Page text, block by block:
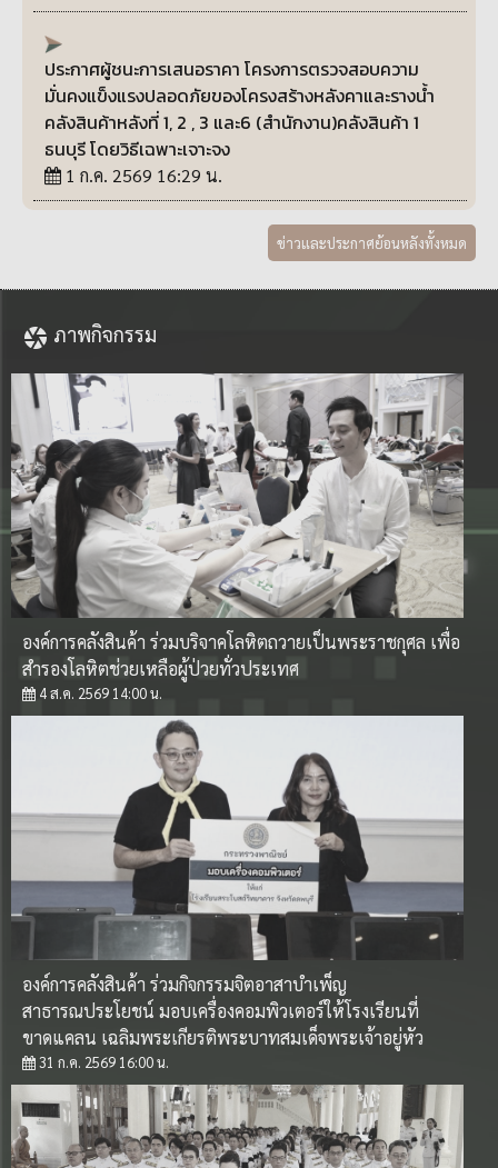
ประกาศผู้ชนะการเสนอราคา โครงการตรวจสอบความ
มั่นคงแข็งแรงปลอดภัยของโครงสร้างหลังคาและรางน้ำ
คลังสินค้าหลังที่ 1, 2 , 3 และ6 (สำนักงาน)คลังสินค้า 1
ธนบุรี โดยวิธีเฉพาะเจาะจง
1 ก.ค. 2569 16:29 น.
O11_สรุปผลการจัดซื้อจัดจ้างหรือการจัดหาพัสดุรายเดือน
ประจำปีงบประมาณ พ.ศ.2569(แบบ สขร.1)
O12_สรุปผลการจัดซื้อจัดจ้างหรือการจัดหาพัสดุราย
เดือน ประจำปีงบประมาณ พ.ศ.2568
12 พ.ค. 2569 09:40 น.
สรุปผลการดำเนินการจัดซื้อจัดจ้างประจำเดือน มีนาคม
2569
9 เม.ย. 2569 15:00 น.
ประกาศผู้ชนะการเสนอราคาโครงการจ้างที่ปรึกษา เพื่อ
ศึกษาความเป็นไปได้ในการจัดตั้งบริษัทลูกของ อคส. โดย
วิธีเฉพาะเจาะจง
31 มี.ค. 2569 14:00 น.
ประกาศองค์การคลังสินค้า การจ้างเหมาบุคคลธรรมดา
(นางบุญมา โกพัฒน์ตา)
31 มี.ค. 2569 13:25 น.
ประกาศองค์การคลังสินค้า เรื่องประกาศผู้ชนะการเสนอ
ราคาการจ้างเหมาบริการ(บุคคลธรรมดา) ผู้ปฏิบัติงาน
31 มี.ค. 2569 11:53 น.
ข่าวและประกาศย้อนหลังทั้งหมด
ภาพกิจกรรม
องค์การคลังสินค้า ร่วมบริจาคโลหิตถวายเป็นพระราชกุศล เพื่อ
สำรองโลหิตช่วยเหลือผู้ป่วยทั่วประเทศ
4 ส.ค. 2569 14:00 น.
องค์การคลังสินค้า ร่วมกิจกรรมจิตอาสาบำเพ็ญ
สาธารณประโยชน์ มอบเครื่องคอมพิวเตอร์ให้โรงเรียนที่
ขาดแคลน เฉลิมพระเกียรติพระบาทสมเด็จพระเจ้าอยู่หัว
31 ก.ค. 2569 16:00 น.